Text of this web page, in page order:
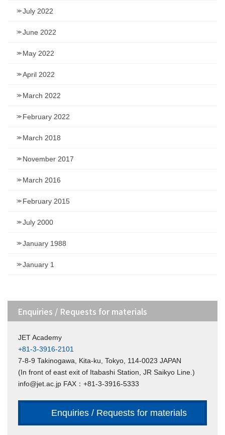
July 2022
June 2022
May 2022
April 2022
March 2022
February 2022
March 2018
November 2017
March 2016
February 2015
July 2000
January 1988
January 1
Enquiries / Requests for materials
JET Academy
+81-3-3916-2101
7-8-9 Takinogawa, Kita-ku, Tokyo, 114-0023 JAPAN
(In front of east exit of Itabashi Station, JR Saikyo Line.)
info@jet.ac.jp FAX：+81-3-3916-5333
Enquiries / Requests for materials